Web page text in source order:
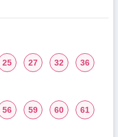
25 27 32
36
56 59 60
61